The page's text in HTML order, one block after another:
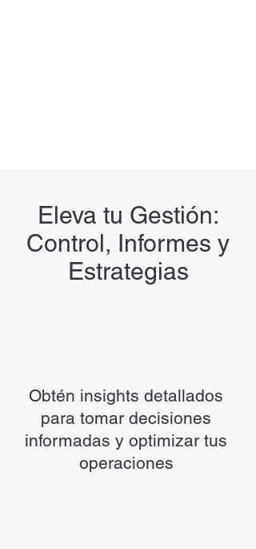
Eleva tu Gestión:
Control, Informes y
Estrategias
Obtén insights detallados
para tomar decisiones
informadas y optimizar tus
operaciones